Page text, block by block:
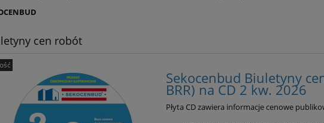
cen robót
Sekocenbud Biuletyny
BRR) na CD 2 kw. 2026
Płyta CD zawiera informacje cenowe